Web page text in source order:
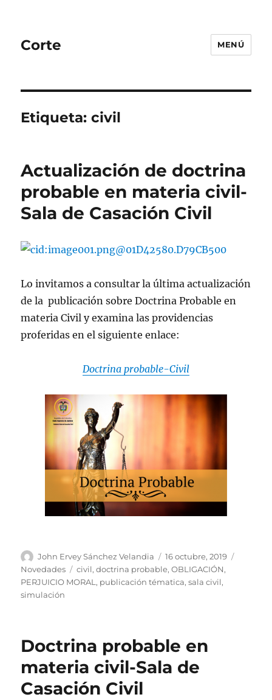
Corte MENÚ
Etiqueta:civil
Actualización de doctrina
probable en materia civil-
Sala de Casación Civil
Lo invitamos a consultar la última actualización
de la publicación sobre Doctrina Probable en
materia Civil y examina las providencias
proferidas en el siguiente enlace:
Doctrina probable-Civil
Autor
John Ervey Sánchez Velandia
Publicado
el
16 octubre, 2019
Novedades
Etiquetas
civil,doctrina probable,OBLIGACIÓN,
PERJUICIO MORAL , publicación tématica,sala civil,
simulación
Doctrina probable en
materia civil-Sala de
Casación Civil